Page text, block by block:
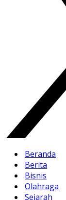
Beranda
Berita
Bisnis
Olahraga
Sejarah